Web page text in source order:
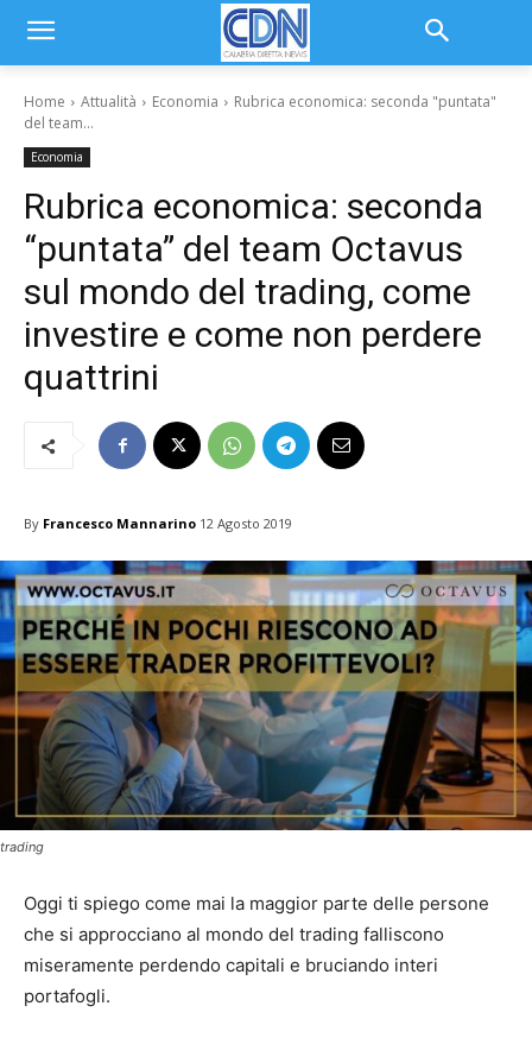
Home Attualità Economia
Rubrica economica: seconda "puntata"
del team...
Economia
Rubrica economica: seconda
“puntata” del team Octavus
sul mondo del trading, come
investire e come non perdere
quattrini
By Francesco Mannarino 12 Agosto 2019
trading
Oggi ti spiego come mai la maggior parte delle persone
che si approcciano al mondo del trading falliscono
miseramente perdendo capitali e bruciando interi
portafogli.